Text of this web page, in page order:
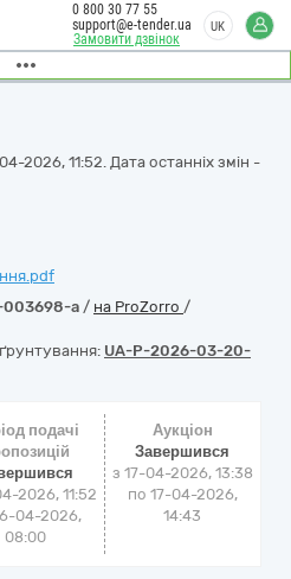
Замовити дзвінок
0 800 30 77 55
support@e-tender.ua
UK
2026, 11:52. Дата останніх змін -
a / на ProZorro /
UA-P-2026-03-20-
подачі
2026, 11:52
04-2026,
08:00
Аукціон
Завершився
з 17-04-2026, 13:38
по 17-04-2026,
14:43